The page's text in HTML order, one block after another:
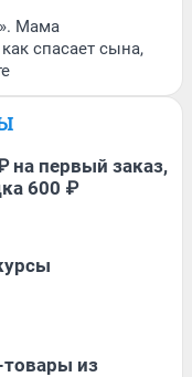
Мама
спасает сына,
на первый заказ,
600 ₽
из